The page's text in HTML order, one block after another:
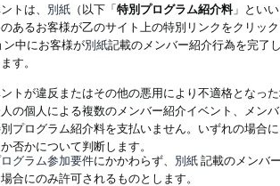
トは、 別紙 （以下「特別プログラム紹介料」とい
あるお客様が乙のサイト上の特別リンクをクリッ
中にお客様が別紙記載のメンバー紹介行為を完了
す。
トが違反またはその他の悪用により不適格となっ
の個人による複数のメンバー紹介イベント、メン
プログラム紹介料を支払いません。いずれの場合
否かについて判断します。
グラム参加要件にかかわらず、 別紙記載のメンバ
合にのみ許可されるものとします。